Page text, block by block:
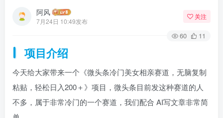
阿风
7月24日 10:49发布
关注
60 11
项目介绍
今天给大家带来一个《微头条冷门美女相亲赛道，无脑复制
粘贴，轻松日入200＋》项目，微头条目前发这种赛道的人
不多，属于非常冷门的一个赛道，我们配合 AI写文章非常简